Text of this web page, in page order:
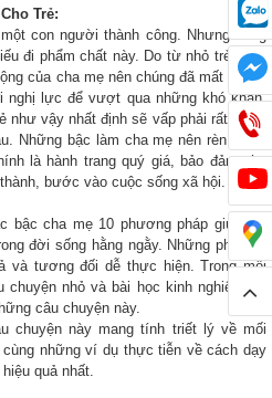
Trẻ:
con người thành công. Nhưng đáng
đi phẩm chất này. Do từ nhỏ trẻ quen
của cha mẹ nên chúng đã mất đi khả
nghị lực để vượt qua những khó khăn,
vậy nhất định sẽ vấp phải rất nhiều
Những bậc làm cha mẹ nên rèn luyện
là hành trang quý giá, bảo đảm cho
bước vào cuộc sống xã hội.
bậc cha mẹ 10 phương pháp giúp rèn
đời sống hằng ngằy. Những phương
và tương đối dễ thực hiện. Trong mỗi
nhỏ và bài học kinh nghiệm rất
câu chuyện này.
chuyện này mang tính triết lý về mối
những ví dụ thực tiễn về cách dạy
quả nhất.